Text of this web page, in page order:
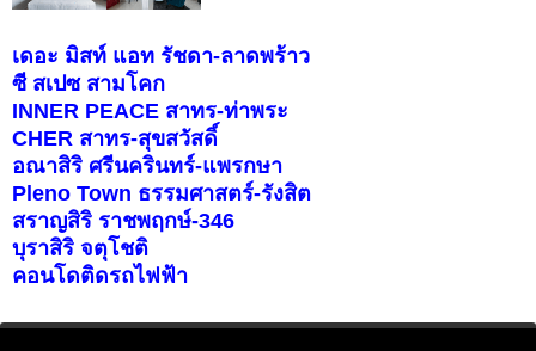
เดอะ มิสท์ แอท รัชดา-ลาดพร้าว
ซี สเปซ สามโคก
INNER PEACE สาทร-ท่าพระ
CHER สาทร-สุขสวัสดิ์
อณาสิริ ศรีนครินทร์-แพรกษา
Pleno Town ธรรมศาสตร์-รังสิต
สราญสิริ ราชพฤกษ์-346
บุราสิริ จตุโชติ
คอนโดติดรถไฟฟ้า